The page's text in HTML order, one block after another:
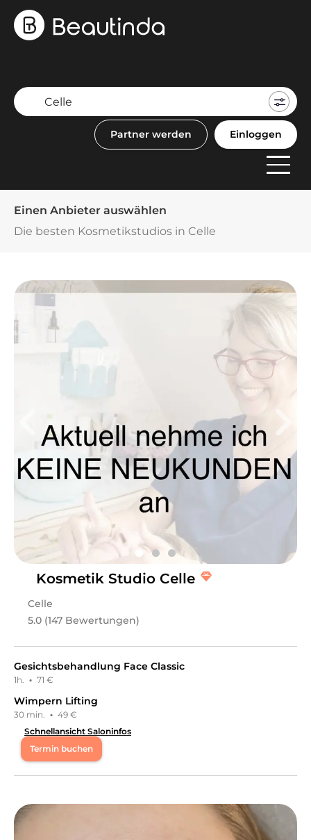
Partner werden Einloggen
Einen Anbieter auswählen
Die besten Kosmetikstudios in Celle
Kosmetik Studio Celle
Celle
5.0 (147 Bewertungen)
Gesichtsbehandlung Face Classic
1h. · 71 €
Wimpern Lifting
30 min. · 49 €
Schnellansicht Saloninfos
Termin buchen
Mo 09:00 - 15:30
Di